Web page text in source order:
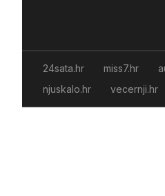
24sata.hr miss7.hr
njuskalo.hr
vecernji.hr